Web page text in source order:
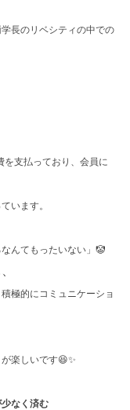
長のリベシティの中での
支払っており、会員に
います。
んてもったいない」🤡
極的にコミュニケーショ
楽しいです😆✨
なく済む